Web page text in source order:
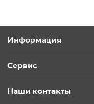
Информация
Сервис
Наши контакты